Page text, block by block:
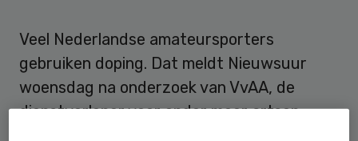
Veel Nederlandse amateursporters
gebruiken doping. Dat meldt Nieuwsuur
woensdag na onderzoek van VvAA, de
dienstverlener voor onder meer artsen,